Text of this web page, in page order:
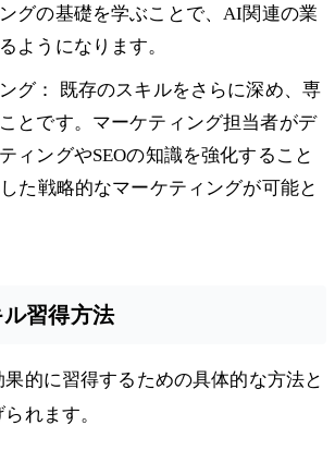
グの基礎を学ぶことで、AI関連の業
ようになります。
グ： 既存のスキルをさらに深め、専
とです。マーケティング担当者がデ
ィングやSEOの知識を強化すること
た戦略的なマーケティングが可能と
習得方法
的に習得するための具体的な方法と
れます。